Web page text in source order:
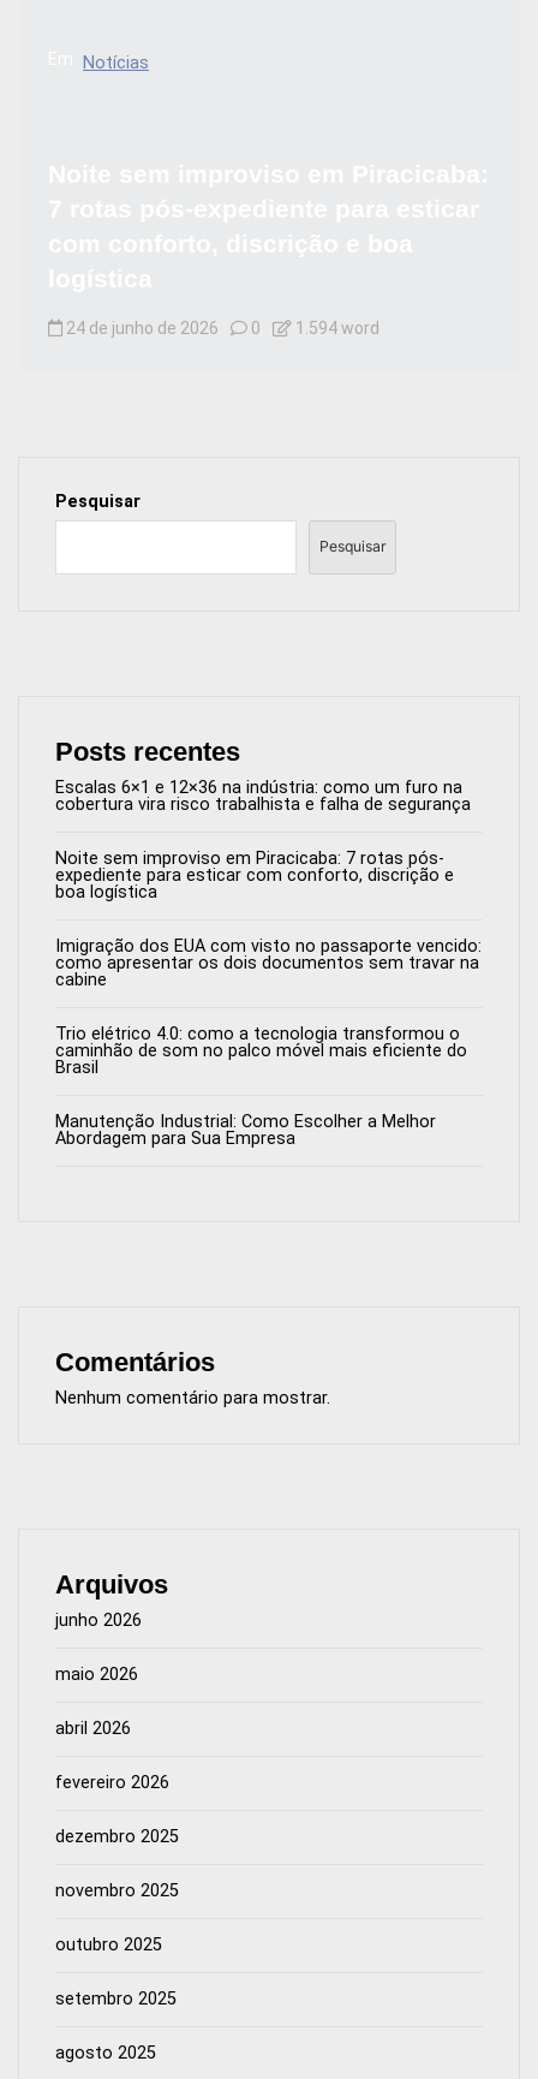
Notícias
24 de junho de 2026 0 1.594 word
Pesquisar
Pesquisar
Posts recentes
Escalas 6×1 e 12×36 na indústria: como um furo na
cobertura vira risco trabalhista e falha de segurança
Noite sem improviso em Piracicaba: 7 rotas pós-
expediente para esticar com conforto, discrição e
boa logística
Imigração dos EUA com visto no passaporte vencido:
como apresentar os dois documentos sem travar na
cabine
Trio elétrico 4.0: como a tecnologia transformou o
caminhão de som no palco móvel mais eficiente do
Brasil
Manutenção Industrial: Como Escolher a Melhor
Abordagem para Sua Empresa
Comentários
Nenhum comentário para mostrar.
Arquivos
junho 2026
maio 2026
abril 2026
fevereiro 2026
dezembro 2025
novembro 2025
outubro 2025
setembro 2025
agosto 2025